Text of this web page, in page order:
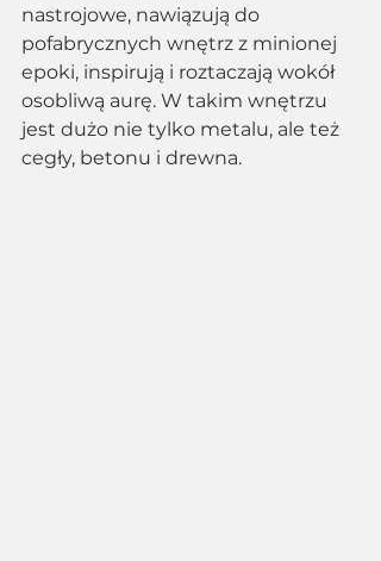
nastrojowe, nawiązują do
pofabrycznych wnętrz z minionej
epoki, inspirują i roztaczają wokół
osobliwą aurę. W takim wnętrzu
jest dużo nie tylko metalu, ale też
cegły, betonu i drewna.